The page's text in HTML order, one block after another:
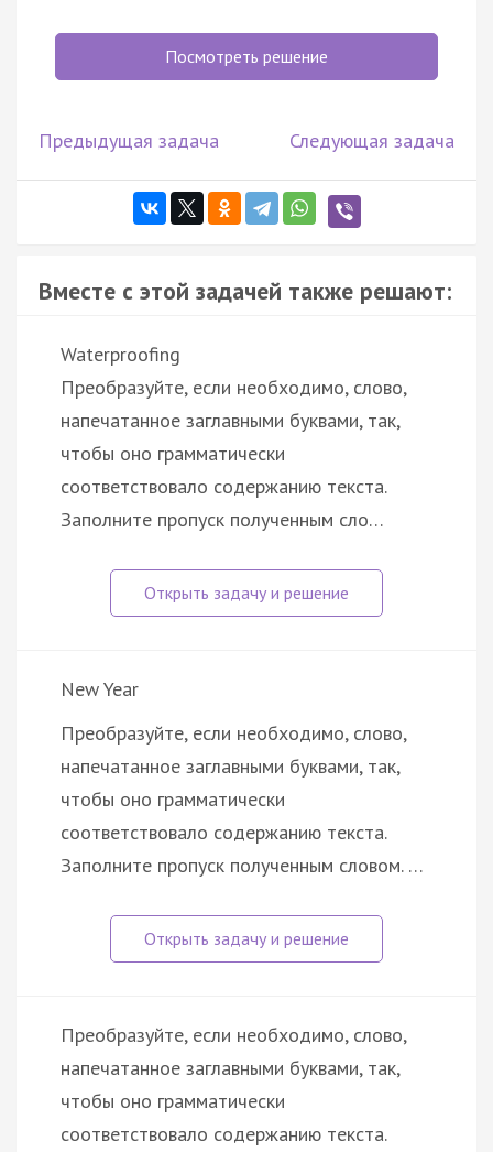
Посмотреть решение
Предыдущая задача Следующая задача
Вместе с этой задачей также решают:
Waterproofing
Преобразуйте, если необходимо, слово,
напечатанное заглавными буквами, так,
чтобы оно грамматически
соответствовало содержанию текста.
Заполните пропуск полученным сло…
New Year
Преобразуйте, если необходимо, слово,
напечатанное заглавными буквами, так,
чтобы оно грамматически
соответствовало содержанию текста.
Заполните пропуск полученным словом. …
Преобразуйте, если необходимо, слово,
напечатанное заглавными буквами, так,
чтобы оно грамматически
соответствовало содержанию текста.